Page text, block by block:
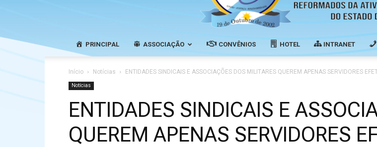
dos
PRINCIPAL ASSOCIAÇÃO CONVÊNIOS HOTEL INTRANET
Início Notícias ENTIDADES SINDICAIS E ASSOCIAÇÕES DOS MILITARES QUEREM APENAS SERVIDORES
Notícias
ENTIDADES SINDICAIS E
QUEREM APENAS SERVIDORES